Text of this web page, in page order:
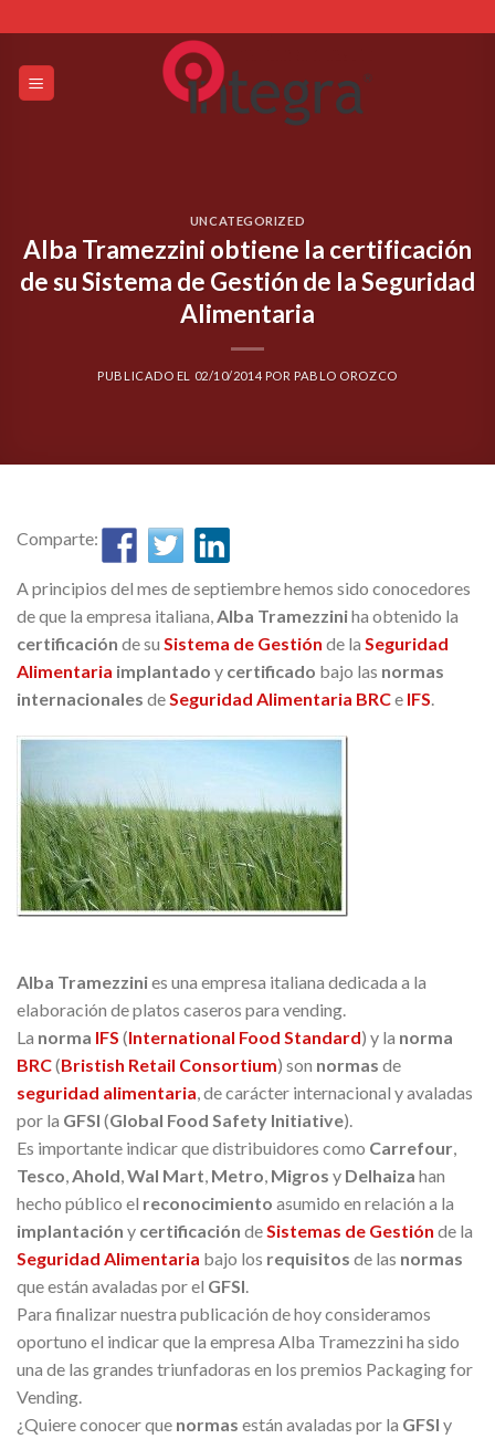
to
content
UNCATEGORIZED
Alba Tramezzini obtiene la certificación
de su Sistema de Gestión de la Seguridad
Alimentaria
PUBLICADO EL 02/10/2014POR PABLO OROZCO
Comparte:
A principios del mes de septiembre hemos sido conocedores
de que la empresa italiana,Alba Tramezziniha obtenido la
certificación de su Sistema de Gestión de la Seguridad
Alimentaria implantado y certificado bajo las normas
internacionales deSeguridad Alimentaria BRCe IFS.
Alba Tramezzinies una empresa italiana dedicada a la
elaboración de platos caseros para vending.
La norma IFS (International Food Standard) y la norma
BRC(Bristish Retail Consortium) son normas de
seguridad alimentaria , de carácter internacional y avaladas
por la GFSI (Global Food Safety Initiative).
Es importante indicar que distribuidores como Carrefour
Tesco Ahold Wal Mart Metro Migros y Delhaiza han
hecho público el reconocimiento asumido en relación a la
implantación y certificación de Sistemas de Gestión de la
Seguridad Alimentaria bajo los requisitos de las normas
que están avaladas por el GFSI
Para finalizar nuestra publicación de hoy consideramos
oportuno el indicar que la empresa Alba Tramezzini ha sido
una de las grandes triunfadoras en los premios Packaging for
Vending.
¿Quiere conocer que normas están avaladas por la GFSI y